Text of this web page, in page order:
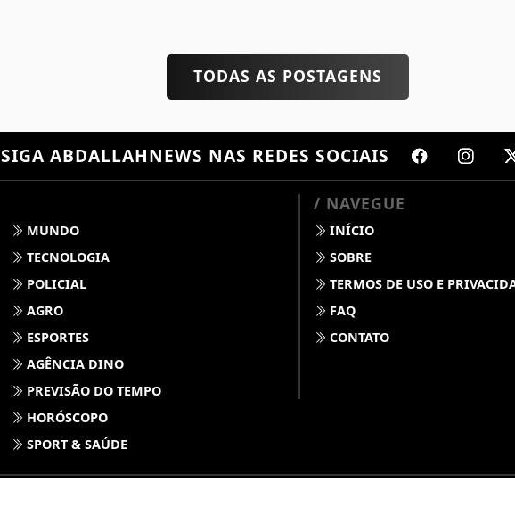
TODAS AS POSTAGENS
SIGA ABDALLAHNEWS NAS REDES SOCIAIS
MUNDO
TECNOLOGIA
POLICIAL
AGRO
ESPORTES
AGÊNCIA DINO
PREVISÃO DO TEMPO
HORÓSCOPO
SPORT & SAÚDE
/ NAVEGUE
INÍCIO
SOBRE
TERMOS DE USO E
FAQ
CONTATO